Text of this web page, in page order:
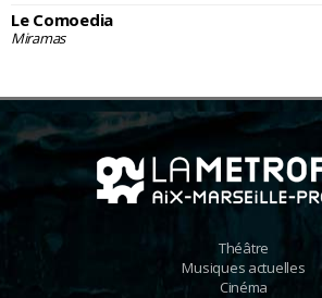
Le Comoedia
Miramas
Théâtre
Musiques actuelles
Cinéma